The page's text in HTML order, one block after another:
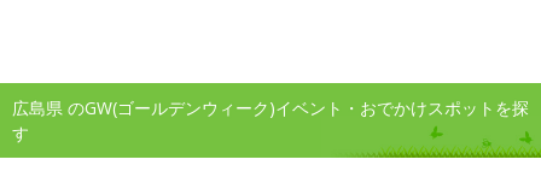
広島県 のGW(ゴールデンウィーク)イベント・おでかけスポットを探
す